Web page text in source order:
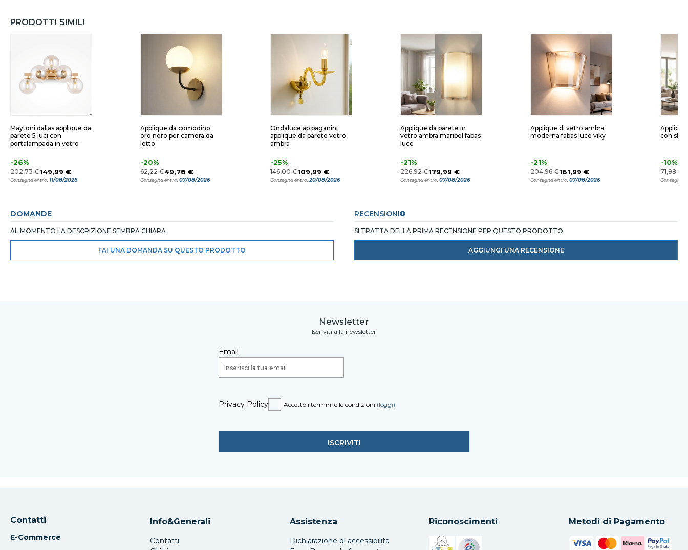
PRODOTTI SIMILI
Maytoni dallas applique da
parete 5 luci con
portalampada in vetro
-26%
202,73 €149,99 €
Consegna entro:11/08/2026
Applique da comodino
oro nero per camera da
letto
-20%
62,22 €49,78 €
Consegna entro:07/08/2026
Ondaluce ap paganini
applique da parete vetro
ambra
-25%
146,00 €109,99 €
Consegna entro:20/08/2026
Applique da parete in
vetro ambra maribel fabas
luce
-21%
226,92 €179,99 €
Consegna entro:07/08/2026
Applique di vetro ambra
moderna fabas luce viky
-21%
204,96 €161,99 €
Consegna entro:07/08/2026
con
-10%
71,98 €
Consegna
DOMANDE
AL MOMENTO LA DESCRIZIONE SEMBRA CHIARA
FAI UNA DOMANDA SU QUESTO PRODOTTO
RECENSIONI
SI TRATTA DELLA PRIMA RECENSIONE PER QUESTO PRODOTTO
AGGIUNGI UNA RECENSIONE
Newsletter
Iscriviti alla newsletter
Email
Privacy Policy Accetto i termini e le condizioni (leggi)
Contatti
E-Commerce
Info&Generali
Contatti
Assistenza
Dichiarazione di accessibilita
Riconoscimenti Metodi di Pagamento